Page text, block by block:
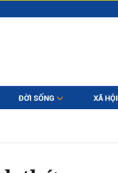
ĐỜI SỐNG XÃ HỘI